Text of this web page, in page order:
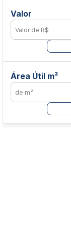
Valor
Área Útil m²